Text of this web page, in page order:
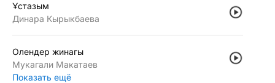
Ұстазым
Динара Кырыкбаева
Олендер жинагы
Мукагали Макатаев
Показать ещё